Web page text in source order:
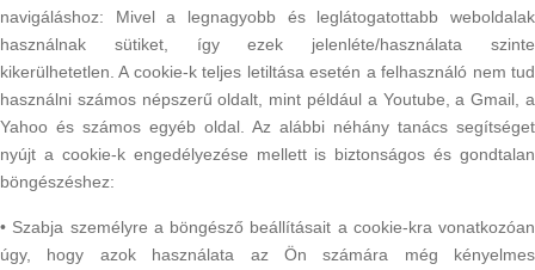
navigáláshoz: Mivel a legnagyobb és leglátogatottabb weboldalak
használnak sütiket, így ezek jelenléte/használata szinte
kikerülhetetlen. A cookie-k teljes letiltása esetén a felhasználó nem tud
használni számos népszerű oldalt, mint például a Youtube, a Gmail, a
Yahoo és számos egyéb oldal. Az alábbi néhány tanács segítséget
nyújt a cookie-k engedélyezése mellett is biztonságos és gondtalan
böngészéshez:
• Szabja személyre a böngésző beállításait a cookie-kra vonatkozóan
úgy, hogy azok használata az Ön számára még kényelmes